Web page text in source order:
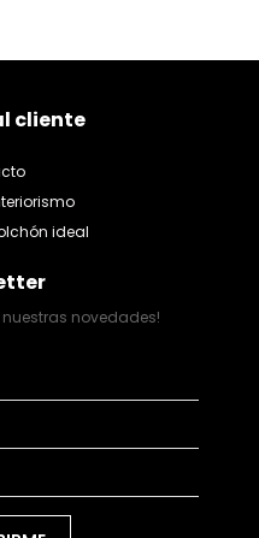
cliente
ideal
novedades!